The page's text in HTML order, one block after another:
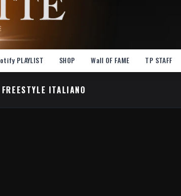
PLAYLIST SHOP Wall OF FAME TP STAFF
ITALIANO